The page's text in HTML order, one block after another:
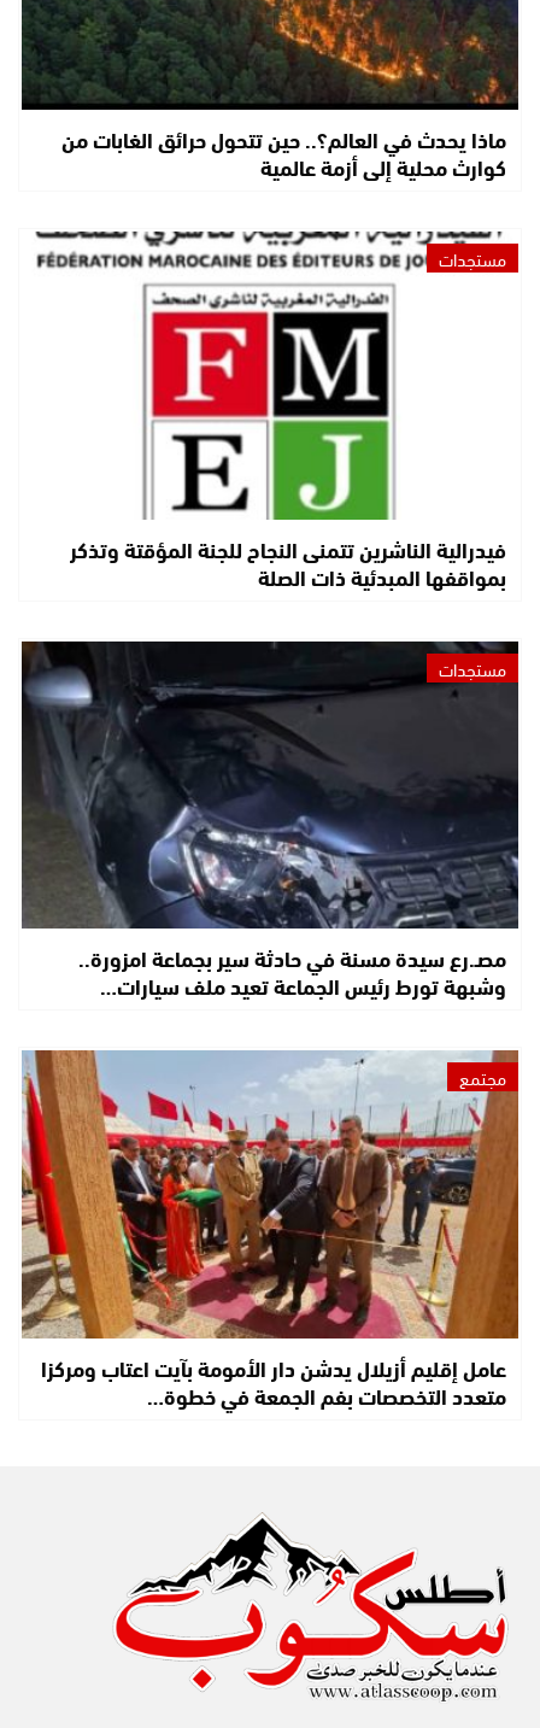
ماذا يحدث في العالم؟.. حين تتحول حرائق الغابات من
كوارث محلية إلى أزمة عالمية
مستجدات
فيدرالية الناشرين تتمنى النجاح للجنة المؤقتة وتذكر
بمواقفها المبدئية ذات الصلة
مستجدات
مصـ.رع سيدة مسنة في حادثة سير بجماعة امزورة..
وشبهة تورط رئيس الجماعة تعيد ملف سيارات…
مجتمع
عامل إقليم أزيلال يدشن دار الأمومة بآيت اعتاب ومركزا
متعدد التخصصات بفم الجمعة في خطوة…